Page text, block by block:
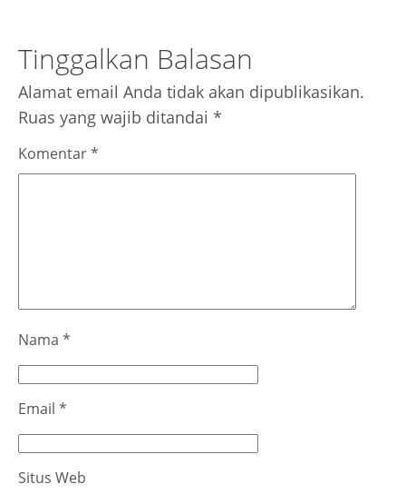
Tinggalkan Balasan
Alamat email Anda tidak akan dipublikasikan.
Ruas yang wajib ditandai *
Komentar*
Nama *
Email *
Situs Web